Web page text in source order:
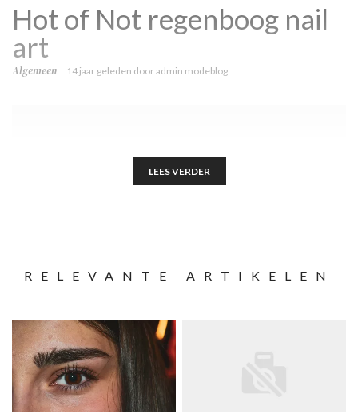
Hot of Not regenboog nail
art
Algemeen 14 jaar geleden dooradmin modeblog
LEES VERDER
RELEVANTE ARTIKELEN